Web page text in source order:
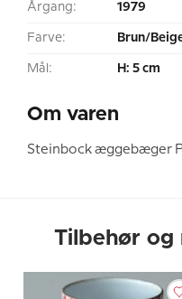
Årgang: 1979
Farve: Brun/
Mål: H: 5 cm
Om varen
Steinbock æggebæger
Tilbehør og